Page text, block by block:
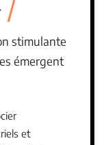
stimulante
émergent
et